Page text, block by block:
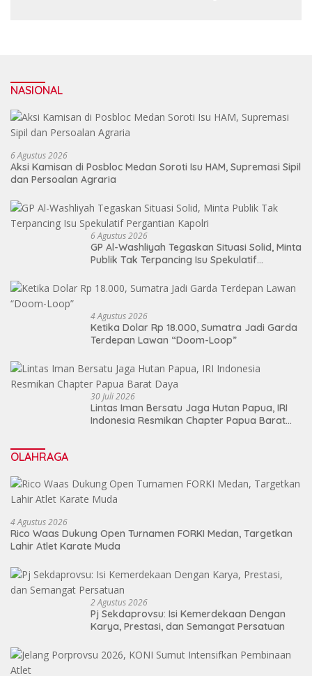
NASIONAL
6 Agustus 2026
Aksi Kamisan di Posbloc Medan Soroti Isu HAM, Supremasi Sipil
dan Persoalan Agraria
6 Agustus 2026
GP Al-Washliyah Tegaskan Situasi Solid, Minta
Publik Tak Terpancing Isu Spekulatif
4 Agustus 2026
Ketika Dolar Rp 18.000, Sumatra Jadi Garda
Terdepan Lawan “Doom-Loop”
30 Juli 2026
Lintas Iman Bersatu Jaga Hutan Papua, IRI
Indonesia Resmikan Chapter Papua Barat
OLAHRAGA
4 Agustus 2026
Rico Waas Dukung Open Turnamen FORKI Medan, Targetkan
Lahir Atlet Karate Muda
2 Agustus 2026
Pj Sekdaprovsu: Isi Kemerdekaan Dengan
Karya, Prestasi, dan Semangat Persatuan